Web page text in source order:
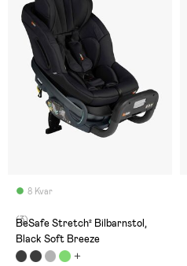
8 Kvar
(3)
BeSafe Stretch² Bilbarnstol,
Black Soft Breeze